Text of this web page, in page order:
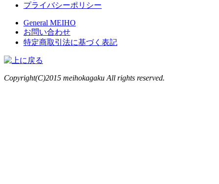
プライバシーポリシー
General MEIHO
お問い合わせ
特定商取引法に基づく表記
Copyright(C)2015 meihokagaku All rights reserved.